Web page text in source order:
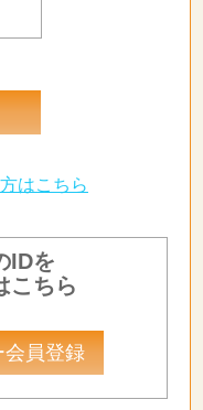
はこちら
IDを
こちら
会員登録